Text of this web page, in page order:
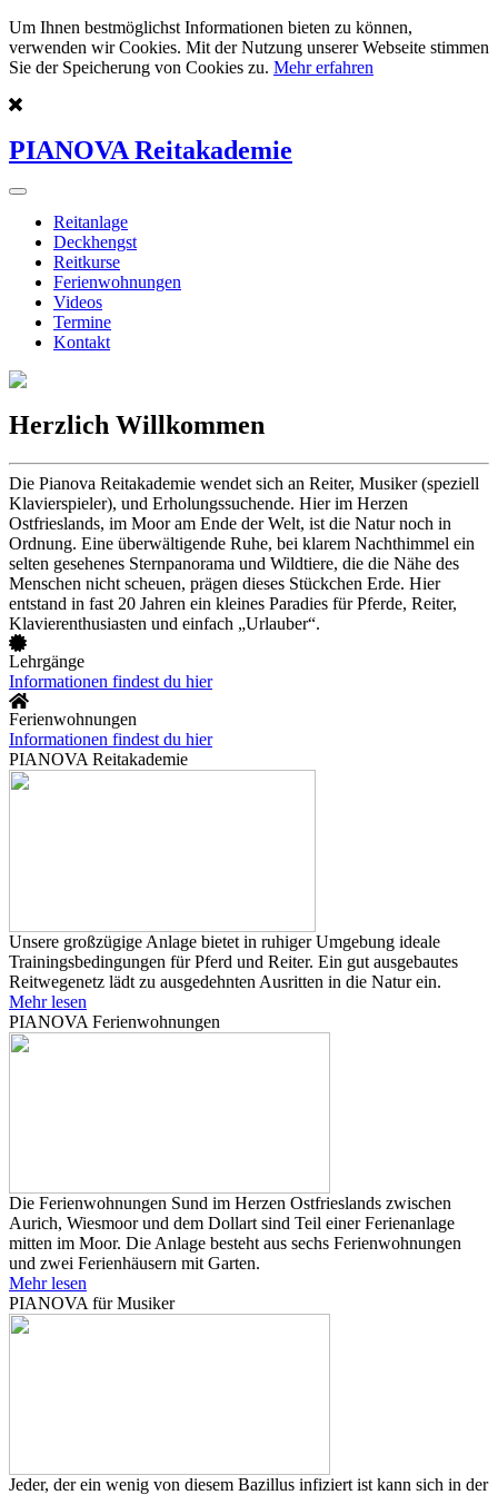
Um Ihnen bestmöglichst Informationen bieten zu können,
verwenden wir Cookies. Mit der Nutzung unserer Webseite stimmen
Sie der Speicherung von Cookies zu. Mehr erfahren
PIANOVA Reitakademie
Reitanlage
Deckhengst
Reitkurse
Ferienwohnungen
Videos
Termine
Kontakt
Herzlich Willkommen
Die Pianova Reitakademie wendet sich an Reiter, Musiker (speziell
Klavierspieler), und Erholungssuchende. Hier im Herzen
Ostfrieslands, im Moor am Ende der Welt, ist die Natur noch in
Ordnung. Eine überwältigende Ruhe, bei klarem Nachthimmel ein
selten gesehenes Sternpanorama und Wildtiere, die die Nähe des
Menschen nicht scheuen, prägen dieses Stückchen Erde. Hier
entstand in fast 20 Jahren ein kleines Paradies für Pferde, Reiter,
Klavierenthusiasten und einfach „Urlauber“.
Lehrgänge
Informationen findest du hier
Ferienwohnungen
Informationen findest du hier
PIANOVA Reitakademie
Unsere großzügige Anlage bietet in ruhiger Umgebung ideale
Trainingsbedingungen für Pferd und Reiter. Ein gut ausgebautes
Reitwegenetz lädt zu ausgedehnten Ausritten in die Natur ein.
Mehr lesen
PIANOVA Ferienwohnungen
Die Ferienwohnungen Sund im Herzen Ostfrieslands zwischen
Aurich, Wiesmoor und dem Dollart sind Teil einer Ferienanlage
mitten im Moor. Die Anlage besteht aus sechs Ferienwohnungen
und zwei Ferienhäusern mit Garten.
Mehr lesen
PIANOVA für Musiker
Jeder, der ein wenig von diesem Bazillus infiziert ist kann sich in der